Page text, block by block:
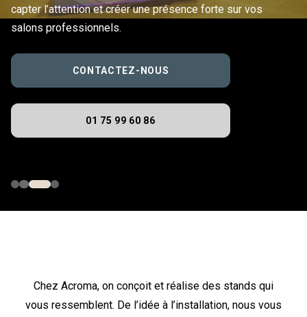
capter l’attention et créer une présence forte sur vos
salons professionnels.
CONTACTEZ-NOUS
01 75 99 60 86
Chez Acroma, on conçoit et réalise des stands qui
vous ressemblent. De l’idée à l’installation, nous vous